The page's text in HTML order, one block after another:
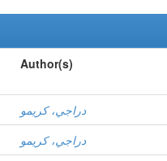
Author(s)
دراجي، كريمو
دراجي، كريمو